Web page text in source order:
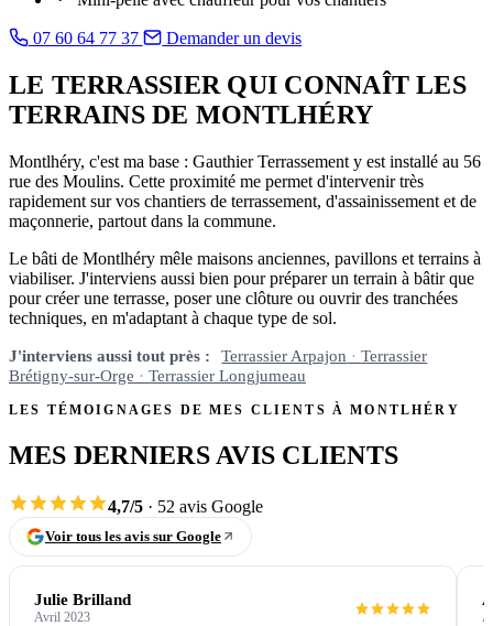
07 60 64 77 37 Demander un devis
LE TERRASSIER QUI CONNAÎT LES
TERRAINS DE MONTLHÉRY
Montlhéry, c'est ma base : Gauthier Terrassement y est installé au 56
rue des Moulins. Cette proximité me permet d'intervenir très
rapidement sur vos chantiers de terrassement, d'assainissement et de
maçonnerie, partout dans la commune.
Le bâti de Montlhéry mêle maisons anciennes, pavillons et terrains à
viabiliser. J'interviens aussi bien pour préparer un terrain à bâtir que
pour créer une terrasse, poser une clôture ou ouvrir des tranchées
techniques, en m'adaptant à chaque type de sol.
J'interviens aussi tout près :
Terrassier Arpajon
Terrassier
Brétigny-sur-Orge
Terrassier Longjumeau
LES TÉMOIGNAGES DE MES CLIENTS À MONTLHÉRY
MES DERNIERS AVIS CLIENTS
4,7/5 · 52 avis Google
Voir tous les avis sur Google
Julie Brilland
Avril 2023